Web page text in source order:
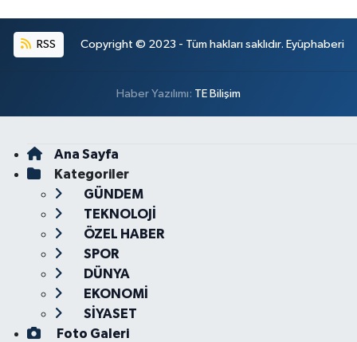
RSS Copyright © 2023 - Tüm hakları saklıdır. Eyüphaberi
Haber Yazılımı: TE Bilişim
Ana Sayfa
Kategoriler
GÜNDEM
TEKNOLOJİ
ÖZEL HABER
SPOR
DÜNYA
EKONOMİ
SİYASET
Foto Galeri